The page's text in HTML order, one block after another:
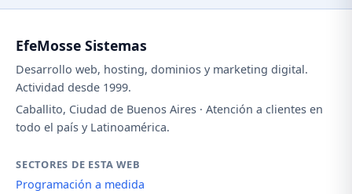
EfeMosse Sistemas
Desarrollo web, hosting, dominios y marketing digital.
Actividad desde 1999.
Caballito, Ciudad de Buenos Aires · Atención a clientes en
todo el país y Latinoamérica.
SECTORES DE ESTA WEB
Programación a medida